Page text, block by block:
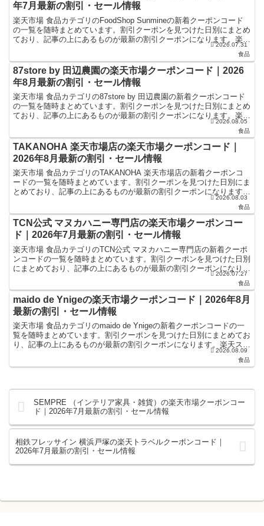
年7月最新の割引・セール情報
楽天市場 食品カテゴリのFoodShop Sunmineの新着クーポンコード
の一覧を随時まとめています。割引クーポンを見つけた日別にまとめ
ており、記事の上にあるものが最新の割引クーポンになります。楽天
2026.07.31
食品
87store by 田辺農園の楽天市場クーポンコード｜2026
年8月最新の割引・セール情報
楽天市場 食品カテゴリの87store by 田辺農園の新着クーポンコード
の一覧を随時まとめています。割引クーポンを見つけた日別にまとめ
ており、記事の上にあるものが最新の割引クーポンになります。楽天
2026.08.05
食品
TAKANOHA 楽天市場店の楽天市場クーポンコード｜
2026年8月最新の割引・セール情報
楽天市場 食品カテゴリのTAKANOHA 楽天市場店の新着クーポンコ
ードの一覧を随時まとめています。割引クーポンを見つけた日別にま
とめており、記事の上にあるものが最新の割引クーポンになります。
2026.08.03
食品
TCN公式 マヌカハニー専門店の楽天市場クーポンコー
ド｜2026年7月最新の割引・セール情報
楽天市場 食品カテゴリのTCN公式 マヌカハニー専門店の新着クーポ
ンコードの一覧を随時まとめています。割引クーポンを見つけた日別
にまとめており、記事の上にあるものが最新の割引クーポンになりま
す。楽天スーパーセールやお買い物マラソンなどキャン...
2026.07.27
食品
maido de Ynigeの楽天市場クーポンコード｜2026年8月
最新の割引・セール情報
楽天市場 食品カテゴリのmaido de Ynigeの新着クーポンコードの一
覧を随時まとめています。割引クーポンを見つけた日別にまとめてお
り、記事の上にあるものが最新の割引クーポンになります。楽天スー
2026.08.09
食品
SEMPRE （インテリア家具・雑貨）の楽天市場クーポンコー
ド｜2026年7月最新の割引・セール情報
相鉄フレッサイン 横浜戸塚の楽天トラベルクーポンコード｜
2026年7月最新の割引・セール情報